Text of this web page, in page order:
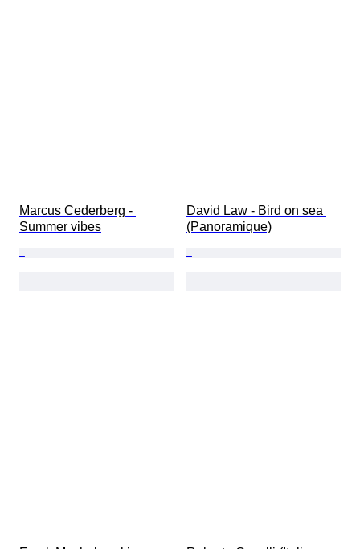
Marcus Cederberg -
Summer vibes
David Law - Bird on sea
(Panoramique)